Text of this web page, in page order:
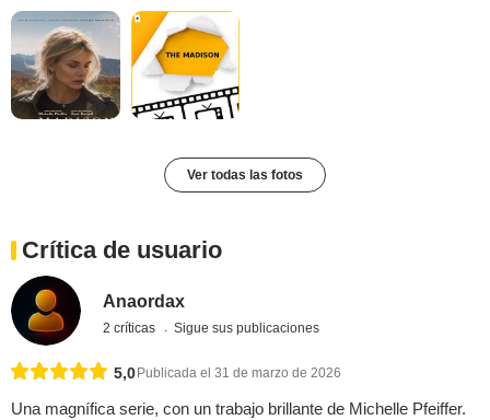
Ver todas las fotos
Crítica de usuario
Anaordax
2 críticas Sigue sus publicaciones
5,0 Publicada el 31 de marzo de 2026
Una magnífica serie, con un trabajo brillante de Michelle Pfeiffer.